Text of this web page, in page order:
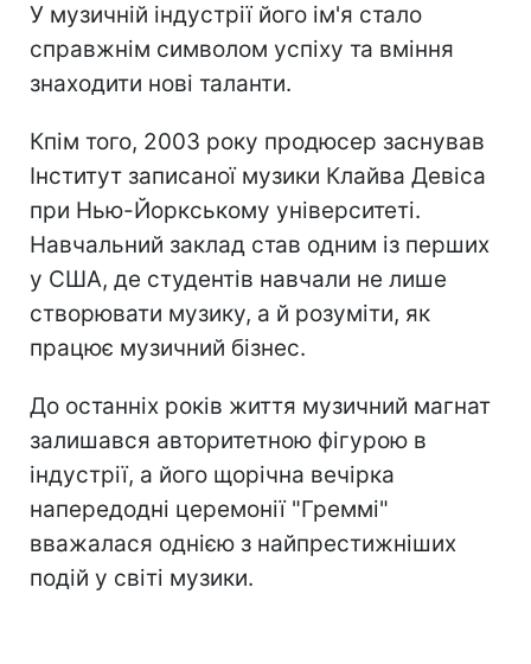
У музичній індустрії його ім'я стало
справжнім символом успіху та вміння
знаходити нові таланти.
Кпім того, 2003 року продюсер заснував
Інститут записаної музики Клайва Девіса
при Нью-Йоркському університеті.
Навчальний заклад став одним із перших
у США, де студентів навчали не лише
створювати музику, а й розуміти, як
працює музичний бізнес.
До останніх років життя музичний магнат
залишався авторитетною фігурою в
індустрії, а його щорічна вечірка
напередодні церемонії "Греммі"
вважалася однією з найпрестижніших
подій у світі музики.